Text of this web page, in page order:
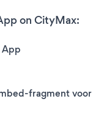
on CityMax:
App
fragment voor